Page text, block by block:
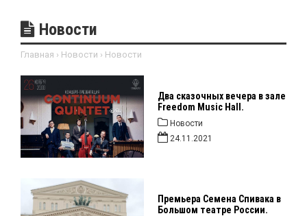
Новости
Главная › Новости › Новости
Два сказочных вечера в зале
Freedom Music Hall.
Новости
24.11.2021
Премьера Семена Спивака в
Большом театре России.